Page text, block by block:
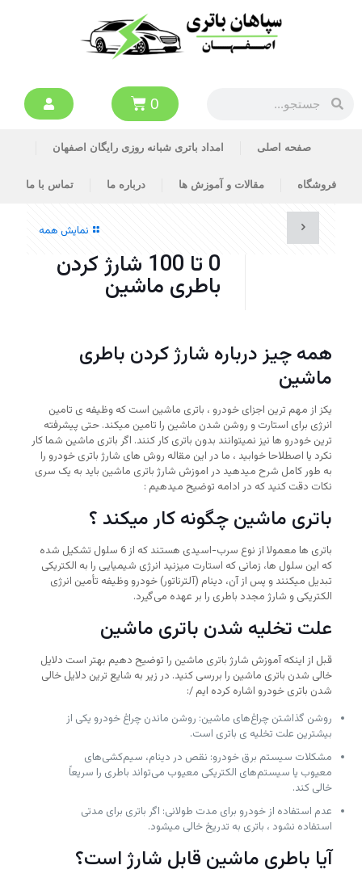
0
صفحه اصلی امداد باتری شبانه روزی رایگان اصفهان
فروشگاه مقالات و آموزش ها درباره ما تماس با ما
نمایش همه
0 تا 100 شارژ کردن
باطری ماشین
همه چیز درباره شارژ کردن باطری
ماشین
یکز از مهم ترین اجزای خودرو ، باتری ماشین است که وظیفه ی تامین
انرژی برای استارت و روشن شدن ماشین را تامین میکند. حتی پیشرفته
ترین خودرو ها نیز نمیتوانند بدون باتری کار کنند. اگر باتری ماشین شما کار
نکرد یا اصطلاحا خوابید ، ما در این مقاله روش های شارژ باتری خودرو را
به طور کامل شرح میدهید در اموزش شارژ باتری ماشین باید به یک سری
نکات دقت کنید که در ادامه توضیح میدهیم :
باتری ماشین چگونه کار میکند ؟
باتری ها معمولا از نوع سرب-اسیدی هستند که از 6 سلول تشکیل شده
که این سلول ها، زمانی که استارت میزنید انرژی شیمیایی را به الکتریکی
تبدیل میکنند و پس از آن، دینام (آلترناتور) خودرو وظیفه تأمین انرژی
الکتریکی و شارژ مجدد باطری را بر عهده می‌گیرد.
علت تخلیه شدن باتری ماشین
قبل از اینکه آموزش شارژ باتری ماشین را توضیح دهیم بهتر است دلایل
خالی شدن باتری ماشین را بررسی کنید. در زیر به شایع ترین دلایل خالی
شدن باتری خودرو اشاره کرده ایم /:
روشن گذاشتن چراغ‌های ماشین: روشن ماندن چراغ خودرو یکی از
بیشترین علت تخلیه ی باتری است.
مشکلات سیستم برق خودرو: نقص در دینام، سیم‌کشی‌های
معیوب یا سیستم‌های الکتریکی معیوب می‌تواند باطری را سریعاً
خالی کند.
عدم استفاده از خودرو برای مدت طولانی: اگر باتری برای مدتی
استفاده نشود ، باتری به تدریخ خالی میشود.
آیا باطری ماشین قابل شارژ است؟